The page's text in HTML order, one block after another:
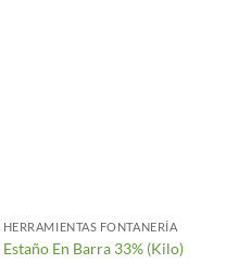
HERRAMIENTAS FONTANERÍA
Estaño En Barra 33% (Kilo)